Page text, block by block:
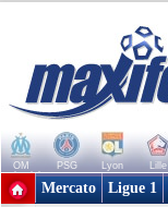
OM PSG Lyon Lille
+ de clubs
Mercato Ligue 1